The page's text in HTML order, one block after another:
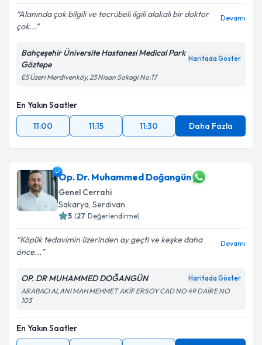
Alanında çok bilgili ve tecrübeli ilgili alakalı bir doktor
çok...
Devamı
Bahçeşehir Üniversite Hastanesi Medical Park
Göztepe
Haritada Göster
E5 Üzeri Merdivenköy, 23 Nisan Sokagi No:17
En Yakın Saatler
11:00
11:15 11:30 Daha Fazla
Op. Dr. Muhammed Doğangün
Genel Cerrahi
Sakarya, Serdivan
5 (27 Değerlendirme)
Köpük tedavimin üzerinden ay geçti ve keşke daha
önce...
Devamı
OP. DR MUHAMMED DOĞANGÜN Haritada Göster
ARABACI ALANI MAH MEHMET AKİF ERSOY CAD NO 49 DAİRE NO
103
En Yakın Saatler